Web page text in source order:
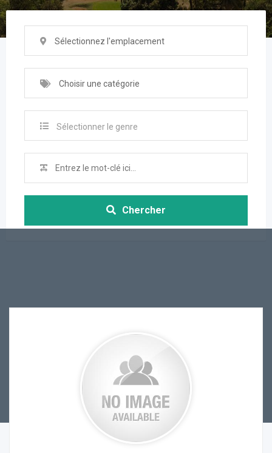
Sélectionnez l'emplacement
Choisir une catégorie
Sélectionner le genre
Chercher